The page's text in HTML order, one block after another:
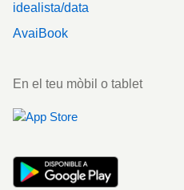
idealista/data
AvaiBook
En el teu mòbil o tablet